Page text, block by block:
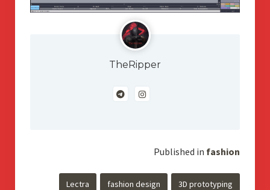
TheRipper
Published in fashion
3D prototyping
fashion design
Lectra